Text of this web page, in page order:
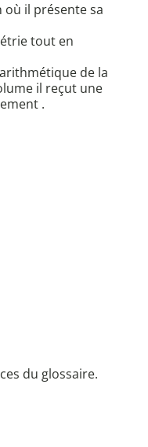
il présente sa
tout en
de la
il reçut une
.
du glossaire.